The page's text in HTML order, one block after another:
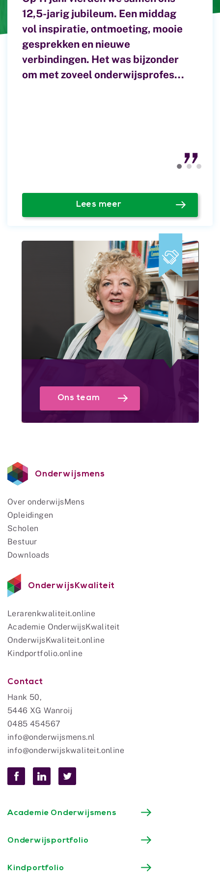
12,5-jarig jubileum. Een middag
vol inspiratie, ontmoeting, mooie
gesprekken en nieuwe
verbindingen. Het was bijzonder
om met zoveel onderwijsprofes...
Lees meer
ontwikkeling onder woorden
brengen. Leerkrachten die
samen bouwen aan een cultuur
van groei. Ouders die betrokken
zijn en bijdragen aan
Lees meer
groepsregistratie Steeds meer
lerarenopleiders kiezen ervoor
om zich te registreren in het
Beroepsregister
Lerarenopleiders (BRLO). Deze
Lees meer
Ons team
Onderwijsmens
Over onderwijsMens
Opleidingen
Scholen
Bestuur
Downloads
OnderwijsKwaliteit
Lerarenkwaliteit.online
Academie OnderwijsKwaliteit
OnderwijsKwaliteit.online
Kindportfolio.online
Contact
Hank 50,
5446 XG Wanroij
0485 454567
info@onderwijsmens.nl
info@onderwijskwaliteit.online
Academie Onderwijsmens
Onderwijsportfolio
Kindportfolio